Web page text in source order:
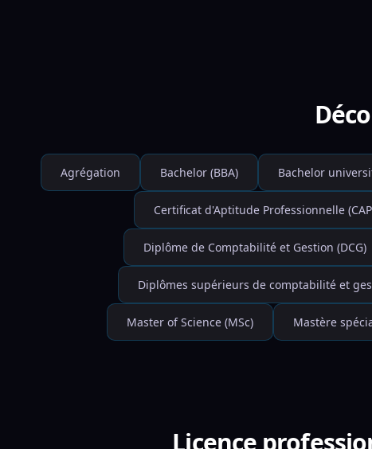
Agrégation Bachelor (BBA) Bachelor
Certificat d'Aptitude Professionnelle
Diplôme de Comptabilité et Gestion (DCG)
Diplômes supérieurs de comptabilité et
Master of Science (MSc) Mastère
Licence